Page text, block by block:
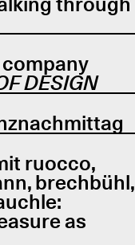
DESIGN
ruocco,
brechbühl,
as